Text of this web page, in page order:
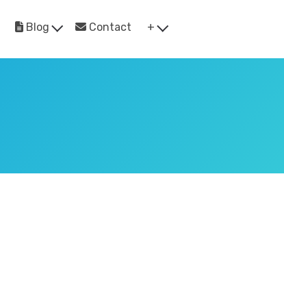
Blog Contact +